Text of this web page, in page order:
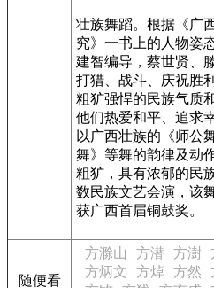
壮族舞蹈。根据《广
究》一书上的人物姿
建智编导，蔡世贤、
打猎、战斗、庆祝胜
粗犷强悍的民族气质
他们热爱和平、追求
以广西壮族的《师公
舞》等舞的韵律及动
粗犷，具有浓郁的民
数民族文艺会演，该
获广西首届铜鼓奖。
随便看
方滁山 方潜 方澍
方炳文
方焯 方然